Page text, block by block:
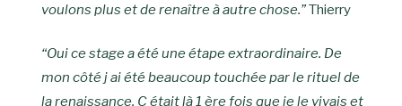
voulons plus et de renaître à autre chose.”Thierry
“Oui ce stage a été une étape extraordinaire. De
mon côté j ai été beaucoup touchée par le rituel de
la renaissance. C était là 1 ère fois que je le vivais et